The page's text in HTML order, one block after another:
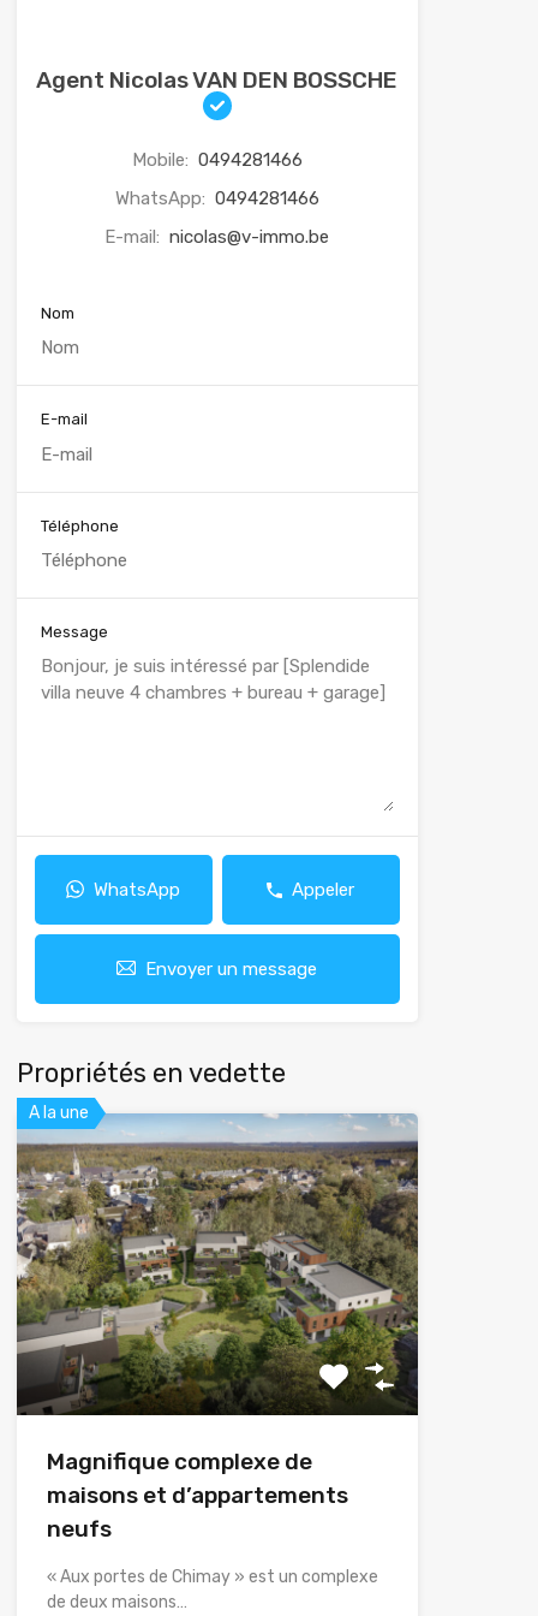
Agent Nicolas VAN DEN BOSSCHE
Mobile: 0494281466
WhatsApp: 0494281466
E-mail: nicolas@v-immo.be
Nom
E-mail
Téléphone
Message
WhatsApp Appeler
Envoyer un message
Propriétés en vedette
A la une
Magnifique complexe de
maisons et d’appartements
neufs
« Aux portes de Chimay » est un complexe
de deux maisons…